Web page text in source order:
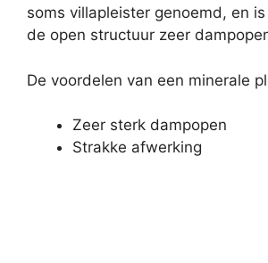
soms villapleister genoemd, en
de open structuur zeer
De voordelen van een minerale
Zeer sterk dampopen
Strakke afwerking